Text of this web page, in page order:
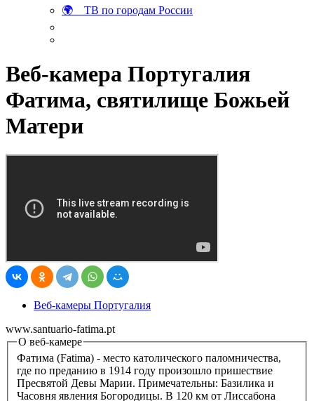
🌍 ТВ по городам России
Веб-камера Португалия
Фатима, святилище Божьей
Матери
Веб-камеры Португалия
www.santuario-fatima.pt
О веб-камере
Фатима (Fatima) - место католического паломничества,
где по преданию в 1914 году произошло пришествие
Пресвятой Девы Марии. Примечательны: Базилика и
Часовня явления Богородицы. В 120 км от Лиссабона